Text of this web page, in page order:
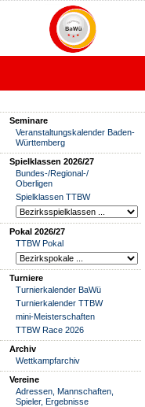
Seminare
Veranstaltungskalender Baden-
Württemberg
Spielklassen 2026/27
Bundes-/Regional-/
Oberligen
Spielklassen TTBW
Pokal 2026/27
TTBW Pokal
Turniere
Turnierkalender BaWü
Turnierkalender TTBW
mini-Meisterschaften
TTBW Race 2026
Archiv
Wettkampfarchiv
Vereine
Adressen, Mannschaften,
Spieler, Ergebnisse